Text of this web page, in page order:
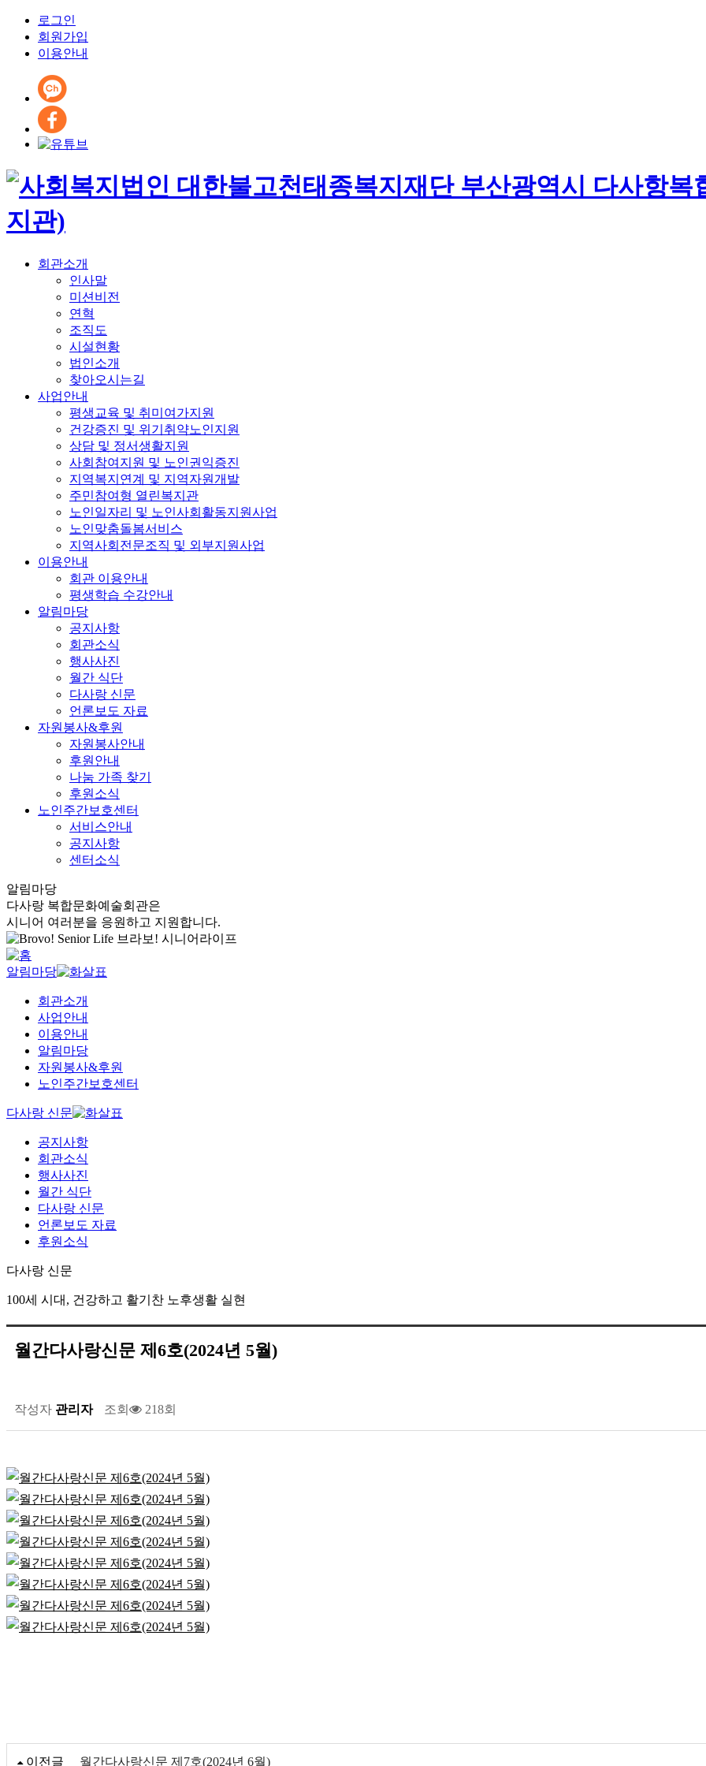
로그인
회원가입
이용안내
회관소개
인사말
미션비전
연혁
조직도
시설현황
법인소개
찾아오시는길
사업안내
평생교육 및 취미여가지원
건강증진 및 위기취약노인지원
상담 및 정서생활지원
사회참여지원 및 노인권익증진
지역복지연계 및 지역자원개발
주민참여형 열린복지관
노인일자리 및 노인사회활동지원사업
노인맞춤돌봄서비스
지역사회전문조직 및 외부지원사업
이용안내
회관 이용안내
평생학습 수강안내
알림마당
공지사항
회관소식
행사사진
월간 식단
다사랑 신문
언론보도 자료
자원봉사&후원
자원봉사안내
후원안내
나눔 가족 찾기
후원소식
노인주간보호센터
서비스안내
공지사항
센터소식
알림마당
다사랑 복합문화예술회관은
시니어 여러분을 응원하고 지원합니다.
알림마당
회관소개
사업안내
이용안내
알림마당
자원봉사&후원
노인주간보호센터
다사랑 신문
공지사항
회관소식
행사사진
월간 식단
다사랑 신문
언론보도 자료
후원소식
다사랑 신문
100세 시대, 건강하고 활기찬 노후생활 실현
월간다사랑신문 제6호(2024년 5월)
작성자 관리자 조회 218회
이전글 월간다사랑신문 제7호(2024년 6월)